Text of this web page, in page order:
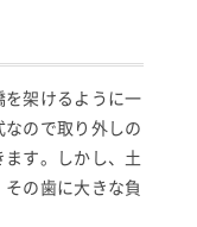
架けるように一
ので取り外しの
す。しかし、土
の歯に大きな負